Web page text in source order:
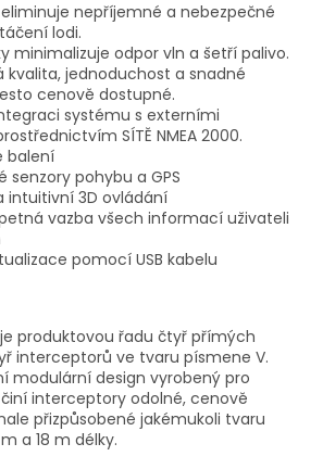
nepříjemné a nebezpečné
lodi.
minimalizuje odpor vln a šetří palivo.
kvalita, jednoduchost a snadné
cenově dostupné.
systému s externími
SÍTĚ NMEA 2000.
balení
senzory pohybu a GPS
intuitivní 3D ovládání
vazba všech informací uživateli
pomocí USB kabelu
produktovou řadu čtyř přímých
interceptorů ve tvaru písmene V.
modulární design vyrobený pro
interceptory odolné, cenově
přizpůsobené jakémukoli tvaru
a 18 m délky.